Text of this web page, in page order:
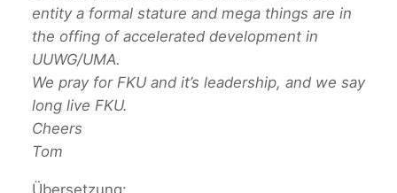
entity a formal stature and mega things are in
the offing of accelerated development in
UUWG/UMA.
We pray for FKU and it’s leadership, and we say
long live FKU.
Cheers
Tom
Übersetzung: